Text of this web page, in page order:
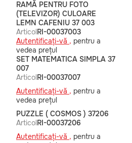
RAMĂ PENTRU FOTO
(TELEVIZOR) CULOARE
LEMN CAFENIU 37 003
ArticolRI-00037003
Autentificați-vă , pentru a
vedea prețul
SET MATEMATICA SIMPLA 37
007
ArticolRI-00037007
Autentificați-vă , pentru a
vedea prețul
PUZZLE ( COSMOS ) 37206
ArticolRI-00037206
Autentificați-vă , pentru a